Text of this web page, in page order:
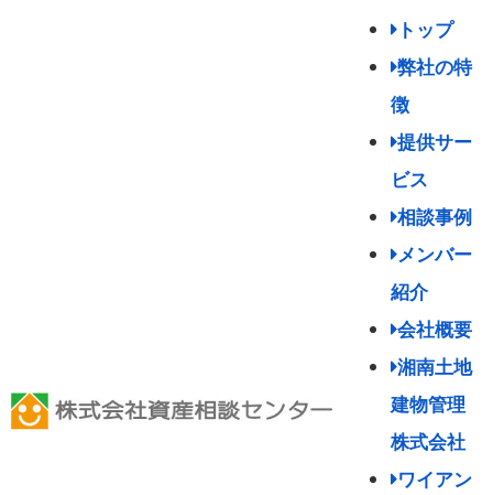
トップ
弊社の特
徴
提供サー
ビス
相談事例
メンバー
紹介
会社概要
湘南土地
建物管理
株式会社
ワイアン